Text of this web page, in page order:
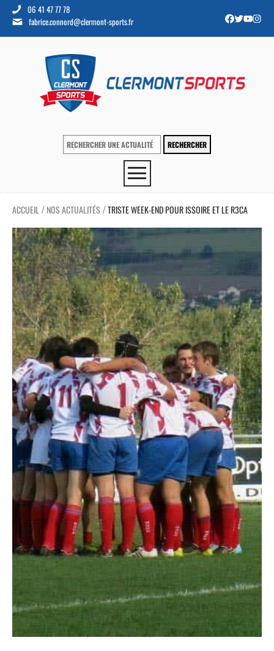
06 41 47 77 78
fabrice.connord@clermont-sports.fr
ACCUEIL / NOS ACTUALITÉS /TRISTE WEEK-END POUR ISSOIRE ET LE R3CA